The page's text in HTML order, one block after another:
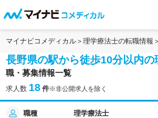
マイナビコメディカル 理学療法士の転職情報
長野県の駅から徒歩10分以内の
職・募集情報一覧
求人数 18 件※非公開求人を除く
職種 理学療法士